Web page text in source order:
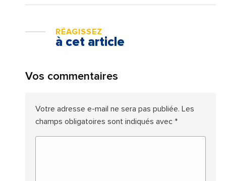
RÉAGISSEZ
à cet article
Vos commentaires
Votre adresse e-mail ne sera pas publiée. Les
champs obligatoires sont indiqués avec *